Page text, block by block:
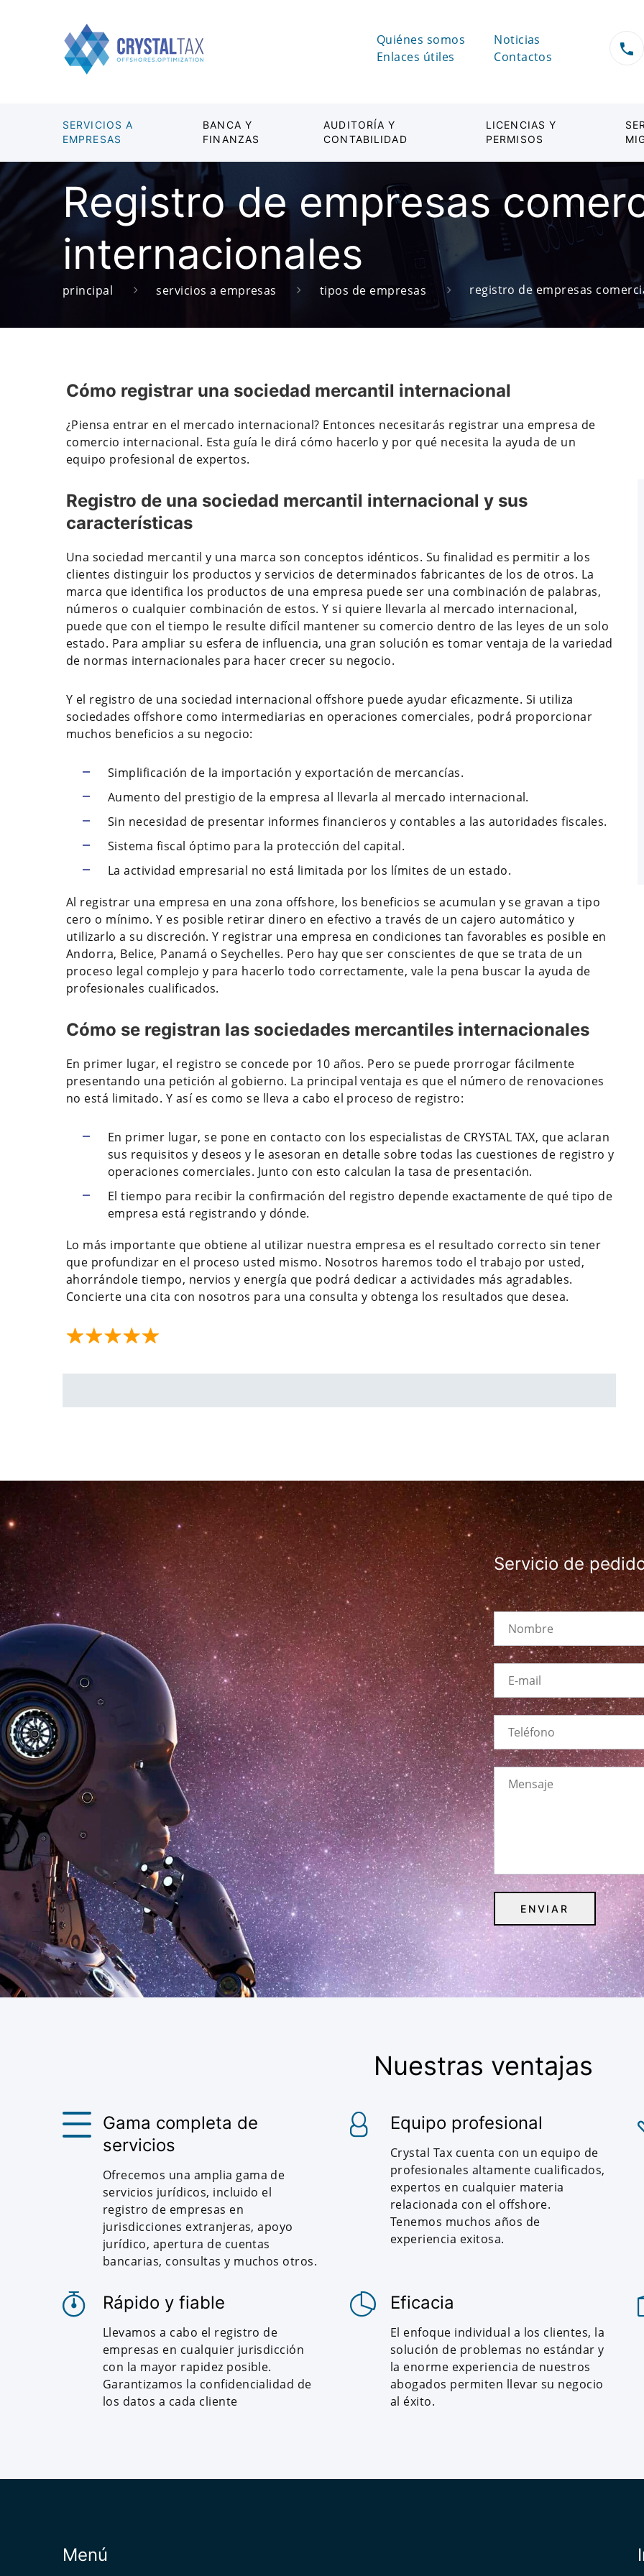
Quiénes somos
Enlaces útiles
Noticias
Contactos
SERVICIOS A
EMPRESAS
BANCA Y
FINANZAS
AUDITORÍA Y
CONTABILIDAD
LICENCIAS Y
PERMISOS
Registro de empresas
internacionales
principal servicios a empresas tipos de empresas registro de empresas
Cómo registrar una sociedad mercantil internacional
¿Piensa entrar en el mercado internacional? Entonces necesitarás registrar una empresa de
comercio internacional. Esta guía le dirá cómo hacerlo y por qué necesita la ayuda de un
equipo profesional de expertos.
Registro de una sociedad mercantil internacional y sus
características
Una sociedad mercantil y una marca son conceptos idénticos. Su finalidad es permitir a los
clientes distinguir los productos y servicios de determinados fabricantes de los de otros. La
marca que identifica los productos de una empresa puede ser una combinación de palabras,
números o cualquier combinación de estos. Y si quiere llevarla al mercado internacional,
puede que con el tiempo le resulte difícil mantener su comercio dentro de las leyes de un solo
estado. Para ampliar su esfera de influencia, una gran solución es tomar ventaja de la variedad
de normas internacionales para hacer crecer su negocio.
Y el registro de una sociedad internacional offshore puede ayudar eficazmente. Si utiliza
sociedades offshore como intermediarias en operaciones comerciales, podrá proporcionar
muchos beneficios a su negocio:
Simplificación de la importación y exportación de mercancías.
Aumento del prestigio de la empresa al llevarla al mercado internacional.
Sin necesidad de presentar informes financieros y contables a las autoridades fiscales.
Sistema fiscal óptimo para la protección del capital.
La actividad empresarial no está limitada por los límites de un estado.
Al registrar una empresa en una zona offshore, los beneficios se acumulan y se gravan a tipo
cero o mínimo. Y es posible retirar dinero en efectivo a través de un cajero automático y
utilizarlo a su discreción. Y registrar una empresa en condiciones tan favorables es posible en
Andorra, Belice, Panamá o Seychelles. Pero hay que ser conscientes de que se trata de un
proceso legal complejo y para hacerlo todo correctamente, vale la pena buscar la ayuda de
profesionales cualificados.
Cómo se registran las sociedades mercantiles internacionales
En primer lugar, el registro se concede por 10 años. Pero se puede prorrogar fácilmente
presentando una petición al gobierno. La principal ventaja es que el número de renovaciones
no está limitado. Y así es como se lleva a cabo el proceso de registro:
En primer lugar, se pone en contacto con los especialistas de CRYSTAL TAX, que aclaran
sus requisitos y deseos y le asesoran en detalle sobre todas las cuestiones de registro y
operaciones comerciales. Junto con esto calculan la tasa de presentación.
El tiempo para recibir la confirmación del registro depende exactamente de qué tipo de
empresa está registrando y dónde.
Lo más importante que obtiene al utilizar nuestra empresa es el resultado correcto sin tener
que profundizar en el proceso usted mismo. Nosotros haremos todo el trabajo por usted,
ahorrándole tiempo, nervios y energía que podrá dedicar a actividades más agradables.
Concierte una cita con nosotros para una consulta y obtenga los resultados que desea.
Servicio de
Nuestras ventajas
Gama completa de
servicios
Ofrecemos una amplia gama de
servicios jurídicos, incluido el
registro de empresas en
jurisdicciones extranjeras, apoyo
jurídico, apertura de cuentas
bancarias, consultas y muchos otros.
Equipo profesional
Crystal Tax cuenta con un equipo de
profesionales altamente cualificados,
expertos en cualquier materia
relacionada con el offshore.
Tenemos muchos años de
experiencia exitosa.
Rápido y fiable
Llevamos a cabo el registro de
empresas en cualquier jurisdicción
con la mayor rapidez posible.
Garantizamos la confidencialidad de
los datos a cada cliente
Eficacia
El enfoque individual a los clientes, la
solución de problemas no estándar y
la enorme experiencia de nuestros
abogados permiten llevar su negocio
al éxito.
Menú